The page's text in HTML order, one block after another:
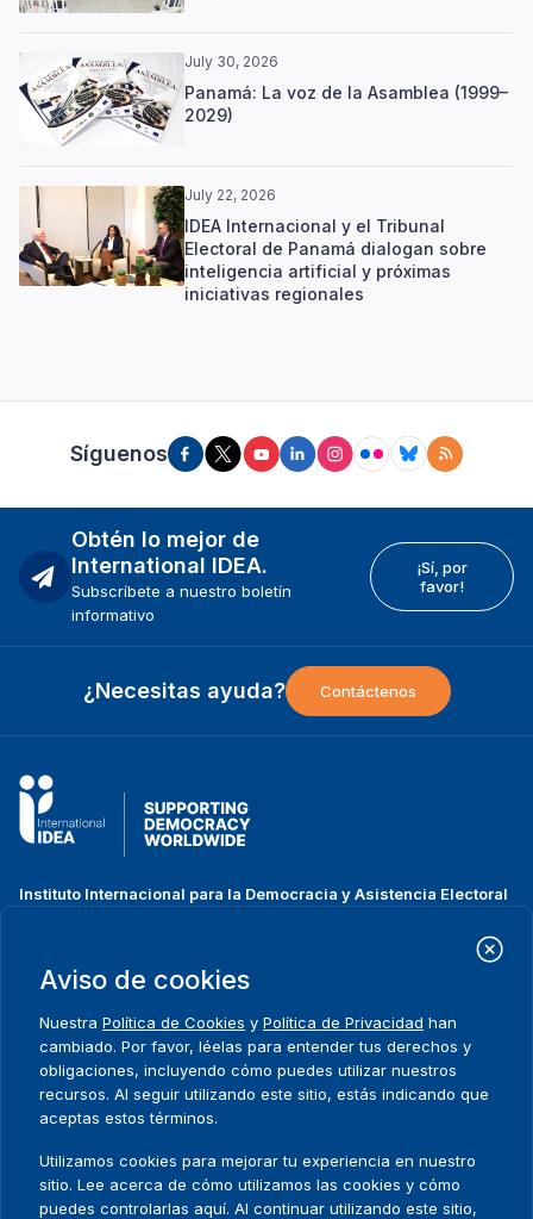
July 30, 2026
Panamá: La voz de la Asamblea (1999–
2029)
July 22, 2026
IDEA Internacional y el Tribunal
Electoral de Panamá dialogan sobre
inteligencia artificial y próximas
iniciativas regionales
Síguenos
Obtén lo mejor de
International IDEA.
Subscríbete a nuestro boletín
informativo
¡Sí, por
favor!
¿Necesitas ayuda? Contáctenos
Instituto Internacional para la Democracia y Asistencia Electoral
Strömsborgsbron 1
SE-103 34 Estocolmo
+46 8 698 37 00
Footer
menu
Inicio
Sobre nosotros
Dónde trabajamos
Publicaciones
Projectos
Prensa
Contact
Aviso de cookies
Nuestra Política de Cookies y Política de Privacidad han
cambiado. Por favor, léelas para entender tus derechos y
obligaciones, incluyendo cómo puedes utilizar nuestros
recursos. Al seguir utilizando este sitio, estás indicando que
aceptas estos términos.
Utilizamos cookies para mejorar tu experiencia en nuestro
sitio. Lee acerca de cómo utilizamos las cookies y cómo
puedes controlarlas aquí. Al continuar utilizando este sitio,